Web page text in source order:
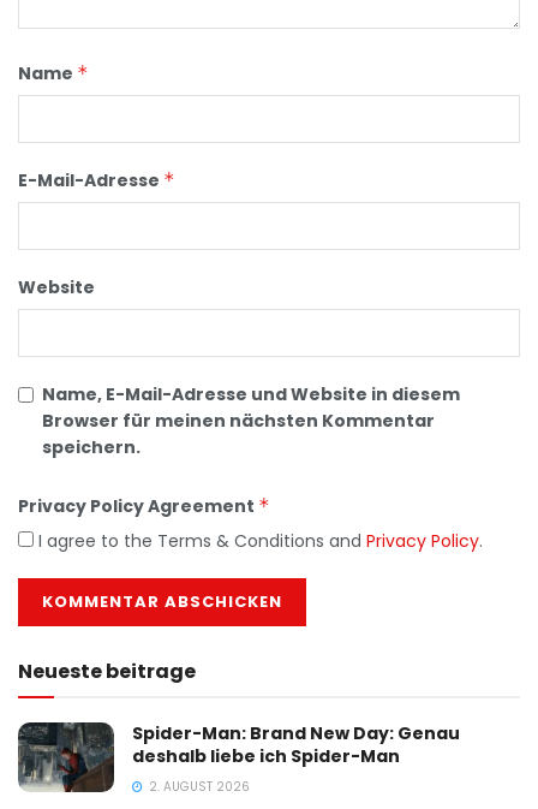
Name *
E-Mail-Adresse *
Website
Name, E-Mail-Adresse und Website in diesem
Browser für meinen nächsten Kommentar
speichern.
Privacy Policy Agreement *
I agree to the Terms & Conditions and Privacy Policy.
Neueste beitrage
Spider-Man: Brand New Day: Genau
deshalb liebe ich Spider-Man
2. AUGUST 2026